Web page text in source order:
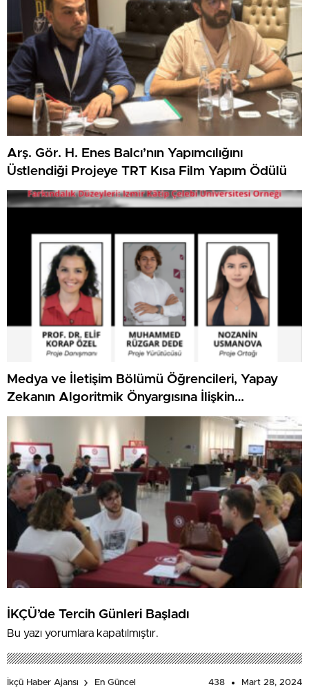
Arş. Gör. H. Enes Balcı’nın Yapımcılığını
Üstlendiği Projeye TRT Kısa Film Yapım Ödülü
Medya ve İletişim Bölümü Öğrencileri, Yapay
Zekanın Algoritmik Önyargısına İlişkin
Farkındalık Düzeylerini Araştıracak
İKÇÜ’de Tercih Günleri Başladı
Bu yazı yorumlara kapatılmıştır.
İkçü Haber Ajansı En Güncel 438 Mart 28, 2024